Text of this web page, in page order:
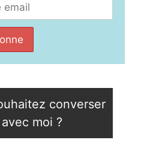
converser
avec moi ?